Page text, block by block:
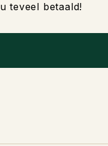
teveel betaald!